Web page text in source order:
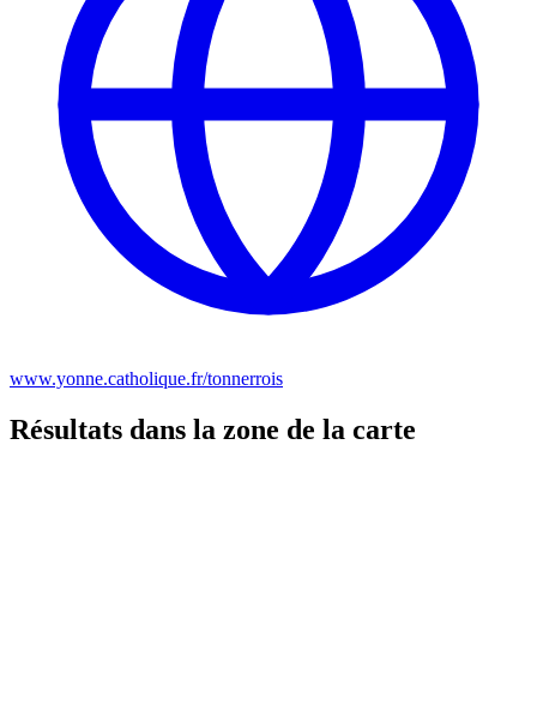
www.yonne.catholique.fr/tonnerrois
Résultats dans la zone de la carte